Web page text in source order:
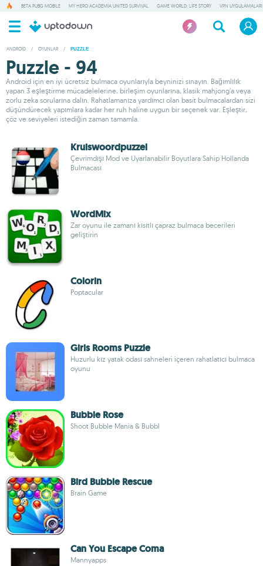
BETA PUBG MOBILE MY HERO ACADEMIA UNITED SURVIVAL GAME WORLD: LIFE STORY VPN UYGULAMALARI
ANDROID / OYUNLAR / PUZZLE
Puzzle - 94
Android için en iyi ücretsiz bulmaca oyunlarıyla beyninizi sınayın. Bağımlılık
yapan 3 eşleştirme mücadelelerine, birleşim oyunlarına, klasik mahjong’a veya
zorlu zeka sorularına dalın. Rahatlamanıza yardımcı olan basit bulmacalardan sizi
düşündürecek yapımlara kadar her ruh haline uygun bir seçenek var. Eşleştir,
çöz ve seviyeleri istediğin zaman tamamla.
Kruiswoordpuzzel
Çevrimdışı Mod ve Uyarlanabilir Boyutlara Sahip Hollanda
Bulmacası
WordMix
Zar oyunu ile zamanı kısıtlı çapraz bulmaca becerileri
geliştirin
Colorin
Poptacular
Girls Rooms Puzzle
Huzurlu kız yatak odası sahneleri içeren rahatlatıcı bulmaca
oyunu
Bubble Rose
Shoot Bubble Mania & Bubbl
Bird Bubble Rescue
Brain Game
Can You Escape Coma
Mannyapps